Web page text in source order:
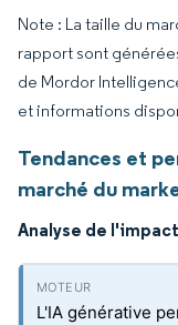
Note : La taille du
rapport sont
de Mordor
et informations
Tendances et
marché du
Analyse de
L'IA générative